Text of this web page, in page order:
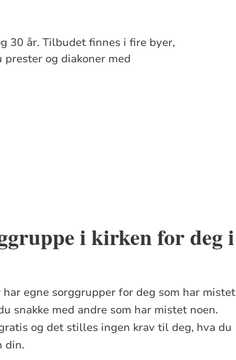
30 år. Tilbudet finnes i fire byer,
prester og diakoner med
i kirken for deg i
egne sorggrupper for deg som har mistet
snakke med andre som har mistet noen.
og det stilles ingen krav til deg, hva du
din.